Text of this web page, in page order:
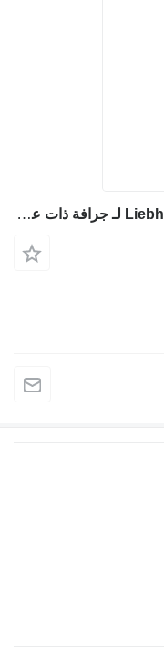
مضخة التزييت Liebherr 9274643 9274653 لـ جرافة ذات عجلات Liebherr 904-924